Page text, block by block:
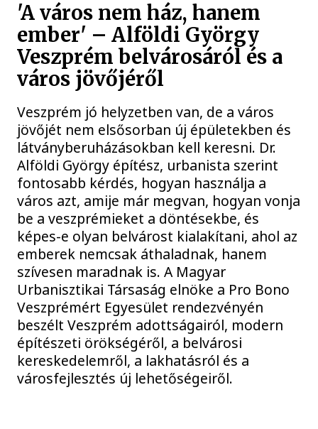
'A város nem ház, hanem
ember' – Alföldi György
Veszprém belvárosáról és a
város jövőjéről
Veszprém jó helyzetben van, de a város
jövőjét nem elsősorban új épületekben és
látványberuházásokban kell keresni. Dr.
Alföldi György építész, urbanista szerint
fontosabb kérdés, hogyan használja a
város azt, amije már megvan, hogyan vonja
be a veszprémieket a döntésekbe, és
képes-e olyan belvárost kialakítani, ahol az
emberek nemcsak áthaladnak, hanem
szívesen maradnak is. A Magyar
Urbanisztikai Társaság elnöke a Pro Bono
Veszprémért Egyesület rendezvényén
beszélt Veszprém adottságairól, modern
építészeti örökségéről, a belvárosi
kereskedelemről, a lakhatásról és a
városfejlesztés új lehetőségeiről.